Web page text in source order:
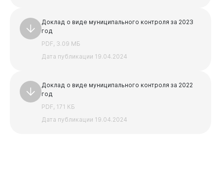
Доклад о виде муниципального контроля за 2023
год
PDF, 3.09 МБ
Дата публикации 19.04.2024
Доклад о виде муниципального контроля за 2022
год
PDF, 171 КБ
Дата публикации 19.04.2024